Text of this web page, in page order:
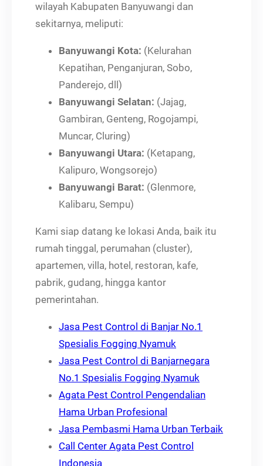
wilayah Kabupaten Banyuwangi dan
sekitarnya, meliputi:
Banyuwangi Kota: (Kelurahan
Kepatihan, Penganjuran, Sobo,
Panderejo, dll)
Banyuwangi Selatan: (Jajag,
Gambiran, Genteng, Rogojampi,
Muncar, Cluring)
Banyuwangi Utara: (Ketapang,
Kalipuro, Wongsorejo)
Banyuwangi Barat: (Glenmore,
Kalibaru, Sempu)
Kami siap datang ke lokasi Anda, baik itu
rumah tinggal, perumahan (cluster),
apartemen, villa, hotel, restoran, kafe,
pabrik, gudang, hingga kantor
pemerintahan.
Jasa Pest Control di Banjar No.1
Spesialis Fogging Nyamuk
Jasa Pest Control di Banjarnegara
No.1 Spesialis Fogging Nyamuk
Agata Pest Control Pengendalian
Hama Urban Profesional
Jasa Pembasmi Hama Urban Terbaik
Call Center Agata Pest Control
Indonesia